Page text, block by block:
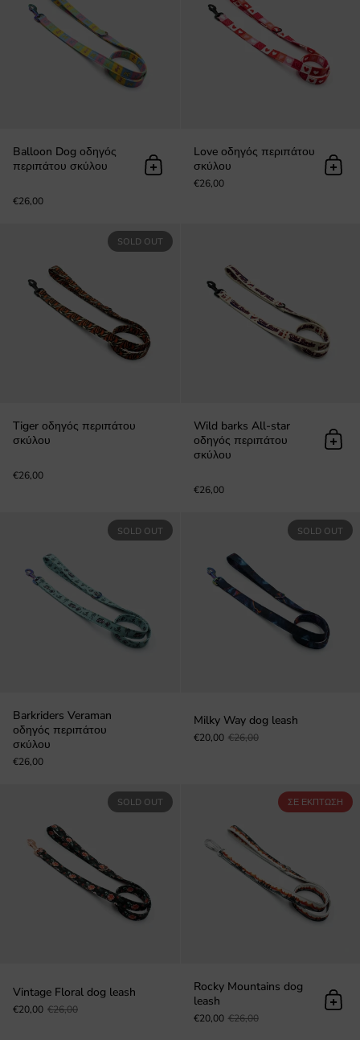
Balloon Dog οδηγός
περιπάτου σκύλου
€26,00
Προσθήκη στο καλάθι
Love οδηγός περιπάτου
σκύλου
€26,00
Tiger οδηγός περιπάτου
σκύλου
€26,00
SOLD OUT
Wild barks All-star
οδηγός περιπάτου
σκύλου
€26,00
Barkriders Veraman οδηγός
Barkriders Veraman
οδηγός περιπάτου
σκύλου
€26,00
SOLD OUT
Milky Way dog leash
€20,00 €26,00
SOLD OUT
Vintage Floral οδηγός περιπάτου
Vintage Floral dog leash
€20,00 €26,00
SOLD OUT
Rocky Mountains dog
leash
€20,00 €26,00
ΣΕ ΈΚΠΤΩΣΗ